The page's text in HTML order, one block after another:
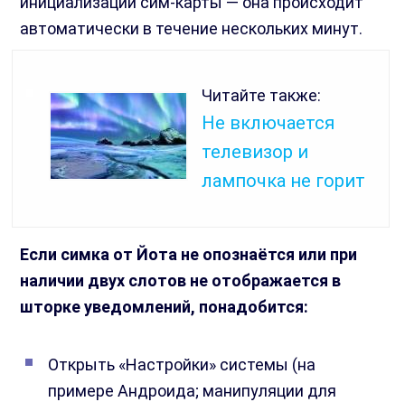
автоматически в течение нескольких минут.
Читайте также:
Не включается
телевизор и
лампочка не горит
Если симка от Йота не опознаётся или при
наличии двух слотов не отображается в
шторке уведомлений, понадобится:
Открыть «Настройки» системы (на
примере Андроида; манипуляции для